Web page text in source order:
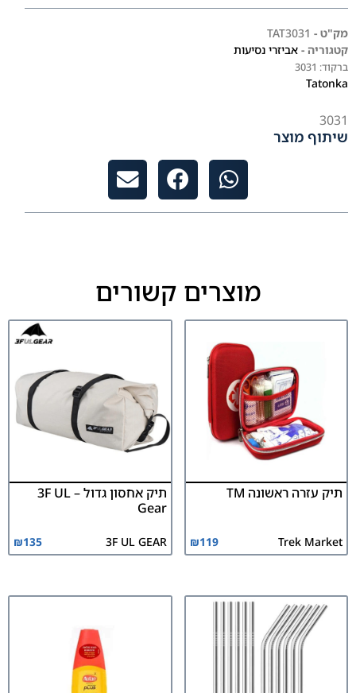
מק"ט - TAT3031
קטגוריה - אביזרי נסיעות
ברקוד: 3031
Tatonka
3031
שיתוף מוצר
מוצרים קשורים
תיק עזרה ראשונה TM
Trek Market
₪119
תיק אחסון גדול – 3F UL
Gear
3F UL GEAR
₪135